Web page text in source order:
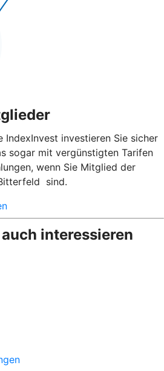
IndexInvest investieren Sie sicher
sogar mit vergünstigten Tarifen
wenn Sie Mitglied der
sind.
interessieren